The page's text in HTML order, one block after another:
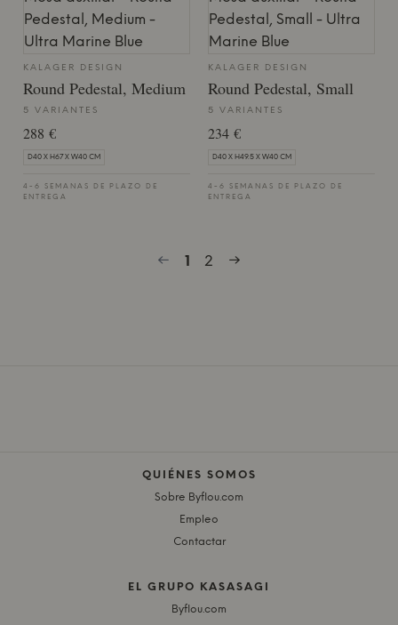
KALAGER DESIGN
Round Pedestal, Medium
5 VARIANTES
288 €
D40 X H67 X W40 CM
4-6 SEMANAS DE PLAZO DE
ENTREGA
KALAGER DESIGN
Round Pedestal, Small
5 VARIANTES
234 €
D40 X H49.5 X W40 CM
4-6 SEMANAS DE PLAZO DE
ENTREGA
1 2
QUIÉNES SOMOS
Sobre Byflou.com
Empleo
Contactar
EL GRUPO KASASAGI
Byflou.com